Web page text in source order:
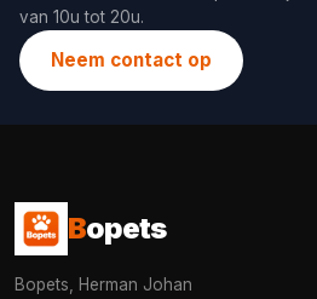
van 10u tot 20u.
Neem contact op
Bopets
Bopets, Herman Johan